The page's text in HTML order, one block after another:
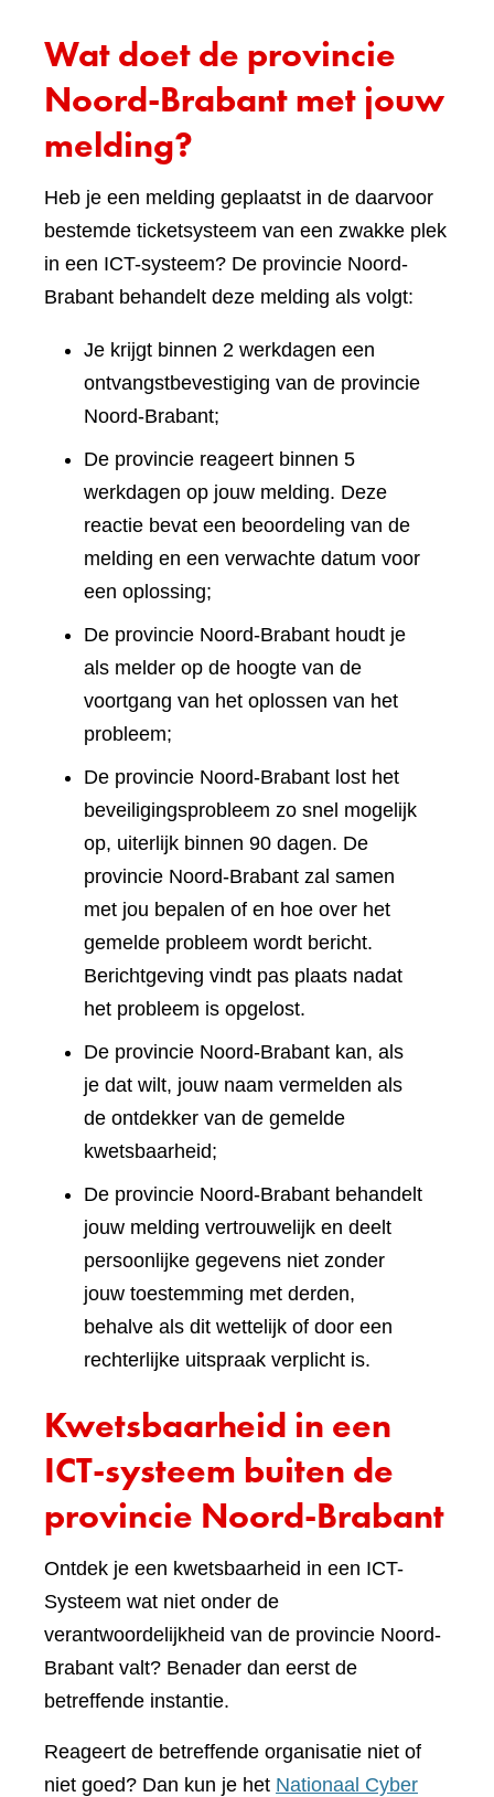
Wat doet de provincie
Noord-Brabant met jouw
melding?
Heb je een melding geplaatst in de daarvoor
bestemde ticketsysteem van een zwakke plek
in een ICT-systeem? De provincie Noord-
Brabant behandelt deze melding als volgt:
Je krijgt binnen 2 werkdagen een
ontvangstbevestiging van de provincie
Noord-Brabant;
De provincie reageert binnen 5
werkdagen op jouw melding. Deze
reactie bevat een beoordeling van de
melding en een verwachte datum voor
een oplossing;
De provincie Noord-Brabant houdt je
als melder op de hoogte van de
voortgang van het oplossen van het
probleem;
De provincie Noord-Brabant lost het
beveiligingsprobleem zo snel mogelijk
op, uiterlijk binnen 90 dagen. De
provincie Noord-Brabant zal samen
met jou bepalen of en hoe over het
gemelde probleem wordt bericht.
Berichtgeving vindt pas plaats nadat
het probleem is opgelost.
De provincie Noord-Brabant kan, als
je dat wilt, jouw naam vermelden als
de ontdekker van de gemelde
kwetsbaarheid;
De provincie Noord-Brabant behandelt
jouw melding vertrouwelijk en deelt
persoonlijke gegevens niet zonder
jouw toestemming met derden,
behalve als dit wettelijk of door een
rechterlijke uitspraak verplicht is.
Kwetsbaarheid in een
ICT-systeem buiten de
provincie Noord-Brabant
Ontdek je een kwetsbaarheid in een ICT-
Systeem wat niet onder de
verantwoordelijkheid van de provincie Noord-
Brabant valt? Benader dan eerst de
betreffende instantie.
Reageert de betreffende organisatie niet of
niet goed? Dan kun je het Nationaal Cyber